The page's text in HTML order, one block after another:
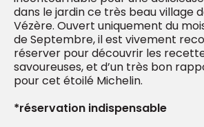
dans le jardin ce très beau village
Vézère. Ouvert uniquement du
de Septembre, il est vivement
réserver pour découvrir les
savoureuses, et d’un très bon
pour cet étoilé Michelin.
*réservation indispensable